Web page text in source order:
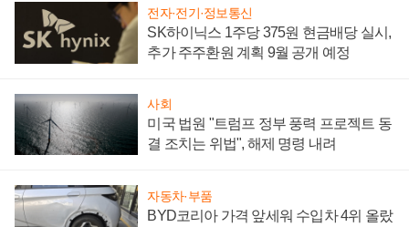
전자·전기·정보통신
SK하이닉스 1주당 375원 현금배당 실시,
추가 주주환원 계획 9월 공개 예정
사회
미국 법원 "트럼프 정부 풍력 프로젝트 동
결 조치는 위법", 해제 명령 내려
자동차·부품
BYD코리아 가격 앞세워 수입차 4위 올랐